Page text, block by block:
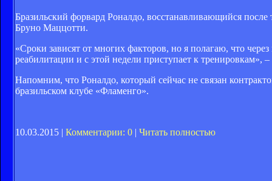
Бразильский форвард Роналдо, восстанавливающийся после
Бруно Маццотти.
«Сроки зависят от многих факторов, но я полагаю, что
реабилитации и с этой недели приступает к тренировкам»,
Напомним, что Роналдо, который сейчас не связан
бразильском клубе «Фламенго».
10.03.2015 | Комментарии: 0 | Читать полностью